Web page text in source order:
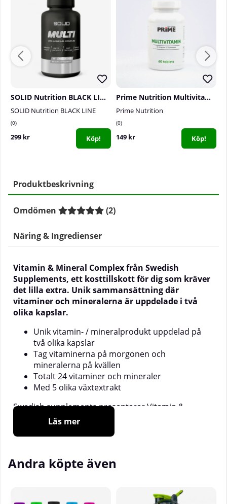
SOLID Nutrition BLACK LINE Multi, 90 mega caps
SOLID Nutrition BLACK LINE
0
299 kr Köp!
Prime Nutrition Multivitamin, 60 tabs
Prime Nutrition
0
149 kr Köp!
Produktbeskrivning
Omdömen (2)
Näring & Ingredienser
Vitamin & Mineral Complex från Swedish
Supplements, ett kosttillskott för dig som kräver
det lilla extra. Unik sammansättning där
vitaminer och mineralerna är uppdelade i två
olika kapslar.
Unik vitamin- / mineralprodukt uppdelad på
två olika kapslar
Tag vitaminerna på morgonen och
mineralerna på kvällen
Totalt 24 vitaminer och mineraler
Med 5 olika växtextrakt
Swedish supplements presenterar Vitamin &
Mineral Complex. Detta är ett kosttillskott med
lägga allt i en kapsel så har vi valt att dela upp
mer avancerad produkt än vad som normalt finns
på marknaden.
Vitamin & Mineral Complex ger dig två månaders
Läs mer
Andra köpte även